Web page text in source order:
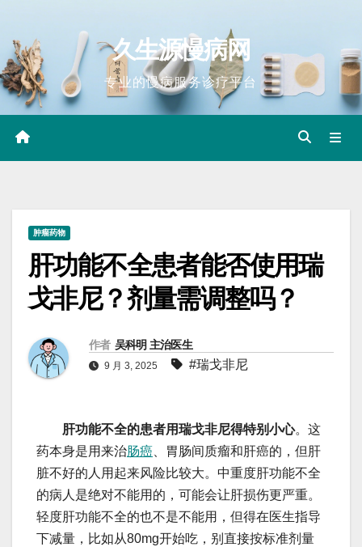
content
久生源慢病网
专业的慢病服务诊疗平台
肿瘤药物
肝功能不全患者能否使用瑞
戈非尼？剂量需调整吗？
作者 吴科明 主治医生
9 月 3, 2025 #瑞戈非尼
肝功能不全的患者用瑞戈非尼得特别小心。这
药本身是用来治肠癌 、胃肠间质瘤和肝癌的，但肝
脏不好的人用起来风险比较大。中重度肝功能不全
的病人是绝对不能用的，可能会让肝损伤更严重。
轻度肝功能不全的也不是不能用，但得在医生指导
下减量，比如从80mg开始吃，别直接按标准剂量